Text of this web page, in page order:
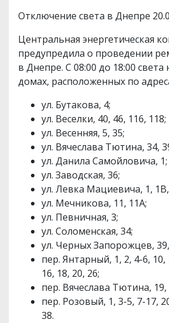
Отключение света в Днепре
Центральная энергетическая
предупредила о проведении
в Днепре. С 08:00 до 18:00 света
домах, расположенных по
ул. Бутакова, 4;
ул. Веселки, 40, 46, 116, 118;
ул. Весенняя, 5, 35;
ул. Вячеслава Тютина, 34,
ул. Данила Самойловича, 1;
ул. Заводская, 36;
ул. Левка Мациевича, 1,
ул. Мечникова, 11, 11А;
ул. Певничная, 3;
ул. Соломенская, 34;
ул. Черных Запорожцев,
пер. Янтарный, 1, 2, 4-6, 10,
16, 18, 20, 26;
пер. Вячеслава Тютина, 19,
пер. Розовый, 1, 3-5, 7-17,
38.